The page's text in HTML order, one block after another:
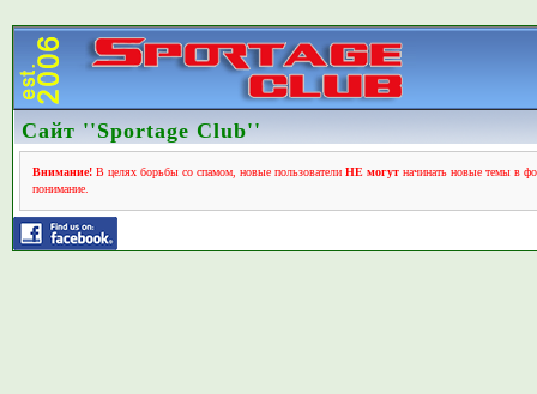
Сайт ''Sportage Club''
Внимание!В целях борьбы со спамом, новые пользователи НЕ могутначинать новые темы в
понимание.